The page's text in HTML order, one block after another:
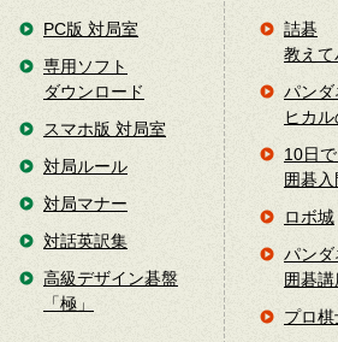
PC版 対局室
専用ソフト
ダウンロード
スマホ版 対局室
対局ルール
対局マナー
対話英訳集
高級デザイン碁盤
「極」
詰碁
教えて
パンダ
ヒカ
10日
囲碁入
ロボ城
パンダ
囲碁講
プロ